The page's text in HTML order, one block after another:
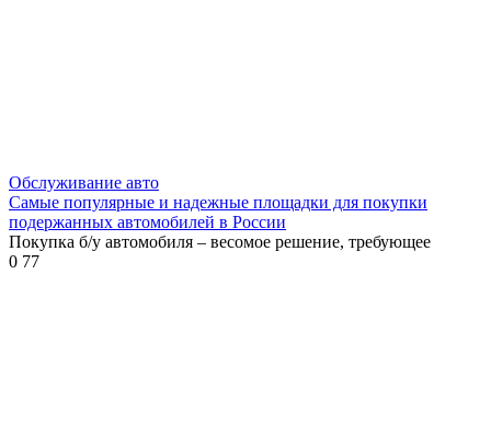
Обслуживание авто
Самые популярные и надежные площадки для покупки
подержанных автомобилей в России
Покупка б/у автомобиля – весомое решение, требующее
0 77